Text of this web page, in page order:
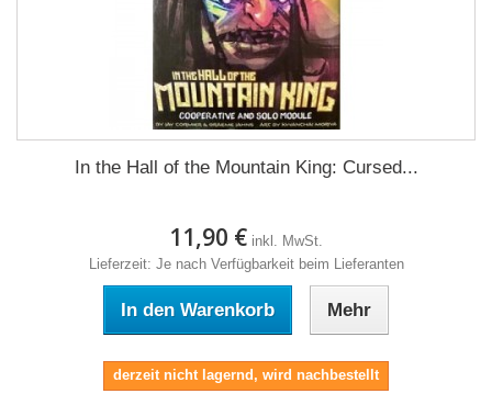
In the Hall of the Mountain King: Cursed...
11,90 € inkl. MwSt.
Lieferzeit: Je nach Verfügbarkeit beim Lieferanten
In den Warenkorb Mehr
derzeit nicht lagernd, wird nachbestellt